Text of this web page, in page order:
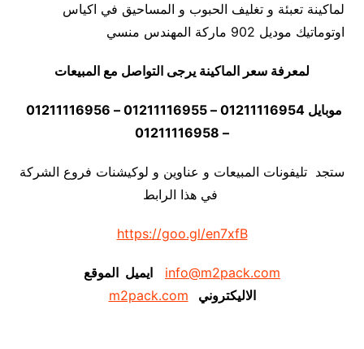
لماكينة تعبئة و تغليف الحبوب و المساحيق في اكياس
اوتوماتيك موديل 902 ماركة المهندس منسي
لمعرفة سعر الماكينة يرجى التواصل مع المبيعات
– 01211116958
ستجد تليفونات المبيعات و عناوين و لوكيشنات فروع الشركة
في هذا الرابط
https://goo.gl/en7xfB
info@m2pack.com
ايميل الموقع
الاليكتروني m2pack.com